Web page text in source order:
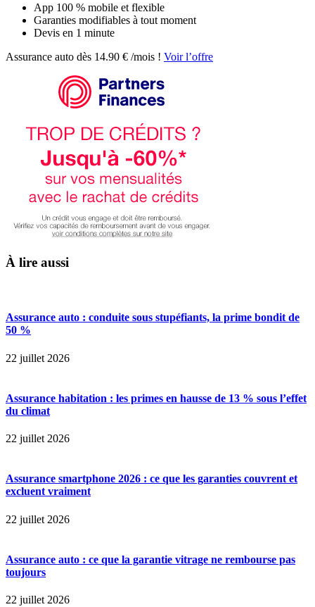
App 100 % mobile et flexible
Garanties modifiables à tout moment
Devis en 1 minute
Assurance auto dès 14.90 € /mois ! Voir l’offre
À lire aussi
Assurance auto : conduite sous stupéfiants, la prime bondit de
50 %
22 juillet 2026
Assurance habitation : les primes en hausse de 13 % sous l’effet
du climat
22 juillet 2026
Assurance smartphone 2026 : ce que les garanties couvrent et
excluent vraiment
22 juillet 2026
Assurance auto : ce que la garantie vitrage ne rembourse pas
toujours
22 juillet 2026